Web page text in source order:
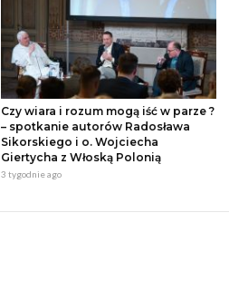
Czy wiara i rozum mogą iść w parze ?
– spotkanie autorów Radosława
Sikorskiego i o. Wojciecha
Giertycha z Włoską Polonią
3 tygodnie ago